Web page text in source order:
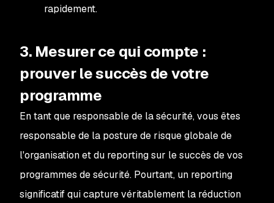
rapidement.
3. Mesurer ce qui compte :
prouver le succès de votre
programme
En tant que responsable de la sécurité, vous êtes
responsable de la posture de risque globale de
l'organisation et du reporting sur le succès de vos
programmes de sécurité. Pourtant, un reporting
significatif qui capture véritablement la réduction